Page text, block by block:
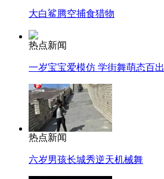
大白鲨腾空捕食猎物
热点新闻
一岁宝宝爱模仿 学街舞萌态百出
热点新闻
六岁男孩长城秀逆天机械舞